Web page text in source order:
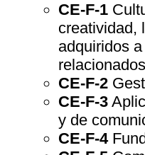
CE-F-1
creatividad,
adquiridos
CE-F-2
CE-F-3
y de
CE-F-4